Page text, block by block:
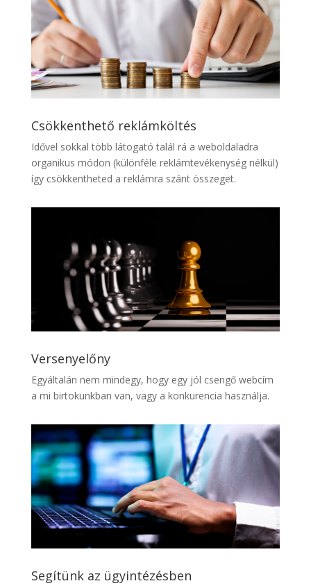
Csökkenthető reklámköltés
Idővel sokkal több látogató talál rá a weboldaladra
organikus módon (különféle reklámtevékenység nélkül)
így csökkentheted a reklámra szánt összeget.
Versenyelőny
Egyáltalán nem mindegy, hogy egy jól csengő webcím
a mi birtokunkban van, vagy a konkurencia használja.
Segítünk az ügyintézésben